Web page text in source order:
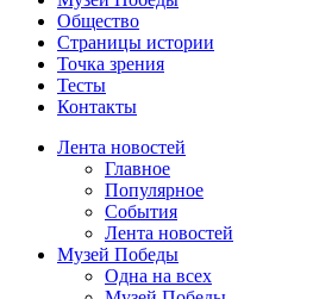
Общество
Страницы истории
Точка зрения
Тесты
Контакты
Лента новостей
Главное
Популярное
События
Лента новостей
Музей Победы
Одна на всех